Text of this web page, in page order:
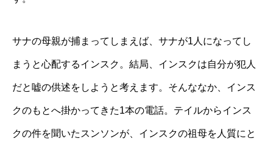
サナの母親が捕まってしまえば、サナが1人になってし
まうと心配するインスク。結局、インスクは自分が犯人
だと嘘の供述をしようと考えます。そんななか、インス
クのもとへ掛かってきた1本の電話。テイルからインス
クの件を聞いたスンソンが、インスクの祖母を人質にと